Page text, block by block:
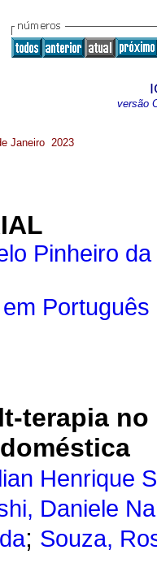
versão
Janeiro 2023
Pinheiro da
Português
terapia
Henrique
Daniele
; Souza,